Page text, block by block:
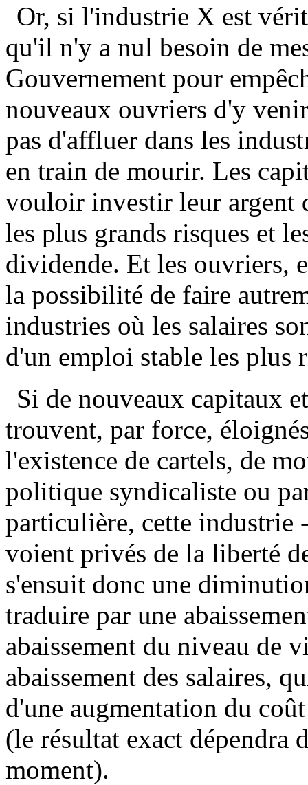
Or, si l'industrie X est
qu'il n'y a nul besoin de
Gouvernement pour
nouveaux ouvriers d'y
pas d'affluer dans les
en train de mourir. Les
vouloir investir leur argent
les plus grands risques et
dividende. Et les ouvriers,
la possibilité de faire
industries où les salaires
d'un emploi stable les plus
Si de nouveaux capitaux
trouvent, par force,
l'existence de cartels, de
politique syndicaliste ou
particulière, cette industrie
voient privés de la liberté
s'ensuit donc une
traduire par une
abaissement du niveau de
abaissement des salaires,
d'une augmentation du
(le résultat exact dépendra
moment).